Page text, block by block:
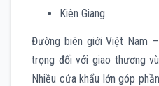
Kiên Giang.
Đường biên giới Việt Nam
trọng đối với giao thương
Nhiều cửa khẩu lớn góp